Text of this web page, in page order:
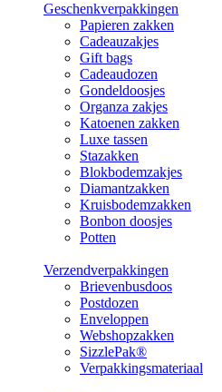
Geschenkverpakkingen
Papieren zakken
Cadeauzakjes
Gift bags
Cadeaudozen
Gondeldoosjes
Organza zakjes
Katoenen zakken
Luxe tassen
Stazakken
Blokbodemzakjes
Diamantzakken
Kruisbodemzakken
Bonbon doosjes
Potten
Verzendverpakkingen
Brievenbusdoos
Postdozen
Enveloppen
Webshopzakken
SizzlePak®
Verpakkingsmateriaal